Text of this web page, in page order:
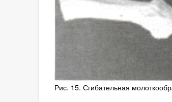
Рис. 15. Сгибательная